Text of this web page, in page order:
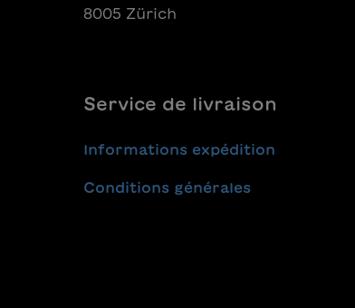
8005 Zürich
Service de livraison
Informations expédition
Conditions générales